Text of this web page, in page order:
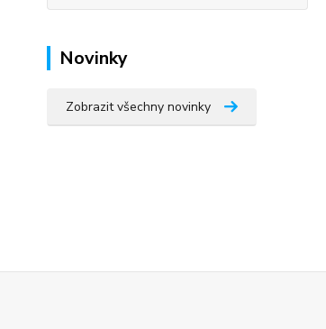
Novinky
Zobrazit všechny novinky